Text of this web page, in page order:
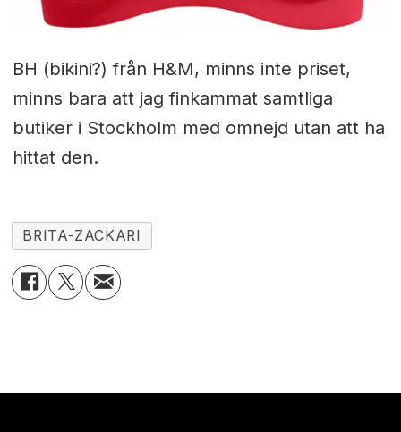
BH (bikini?) från H&M, minns inte priset,
minns bara att jag finkammat samtliga
butiker i Stockholm med omnejd utan att ha
hittat den.
BRITA-ZACKARI